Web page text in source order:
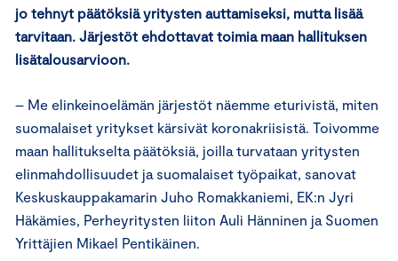
jo tehnyt päätöksiä yritysten auttamiseksi, mutta lisää
tarvitaan. Järjestöt ehdottavat toimia maan hallituksen
lisätalousarvioon.
– Me elinkeinoelämän järjestöt näemme eturivistä, miten
suomalaiset yritykset kärsivät koronakriisistä. Toivomme
maan hallitukselta päätöksiä, joilla turvataan yritysten
elinmahdollisuudet ja suomalaiset työpaikat, sanovat
Keskuskauppakamarin Juho Romakkaniemi, EK:n Jyri
Häkämies, Perheyritysten liiton Auli Hänninen ja Suomen
Yrittäjien Mikael Pentikäinen.